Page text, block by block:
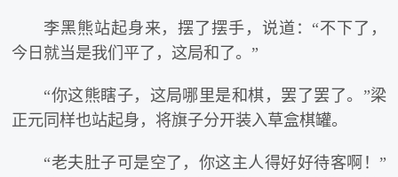
李黑熊站起身来，摆了摆手，说道：“不下了，
今日就当是我们平了，这局和了。”
“你这熊瞎子，这局哪里是和棋，罢了罢了。”梁
正元同样也站起身，将旗子分开装入草盒棋罐。
“老夫肚子可是空了，你这主人得好好待客啊！”